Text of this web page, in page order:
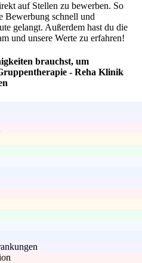
auf Stellen zu bewerben. So
Bewerbung schnell und
gelangt. Außerdem hast du die
und unsere Werte zu erfahren!
brauchst, um
- Reha Klinik